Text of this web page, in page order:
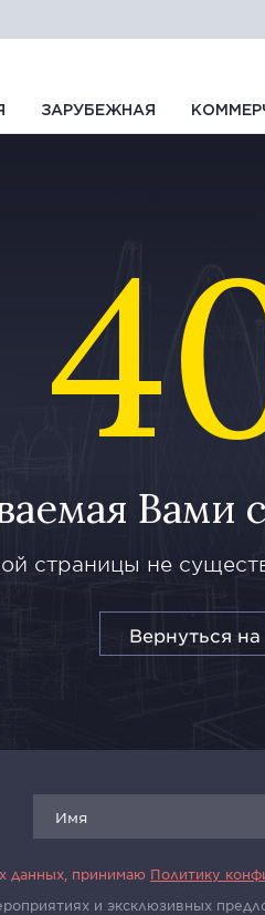
ЗАРУБЕЖНАЯ
Вами
страницы не
Вернуться
данных, принимаю Политику
и эксклюзивных